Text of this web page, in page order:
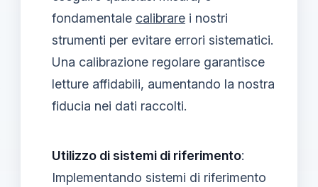
fondamentale calibrare i nostri
strumenti per evitare errori sistematici.
Una calibrazione regolare garantisce
letture affidabili, aumentando la nostra
fiducia nei dati raccolti.
Utilizzo di sistemi di riferimento:
Implementando sistemi di riferimento